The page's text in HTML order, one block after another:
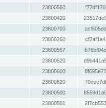
23800560
23800420
23800700
23800260
23800557
23800520
23800600
23800820
23800500
23800501